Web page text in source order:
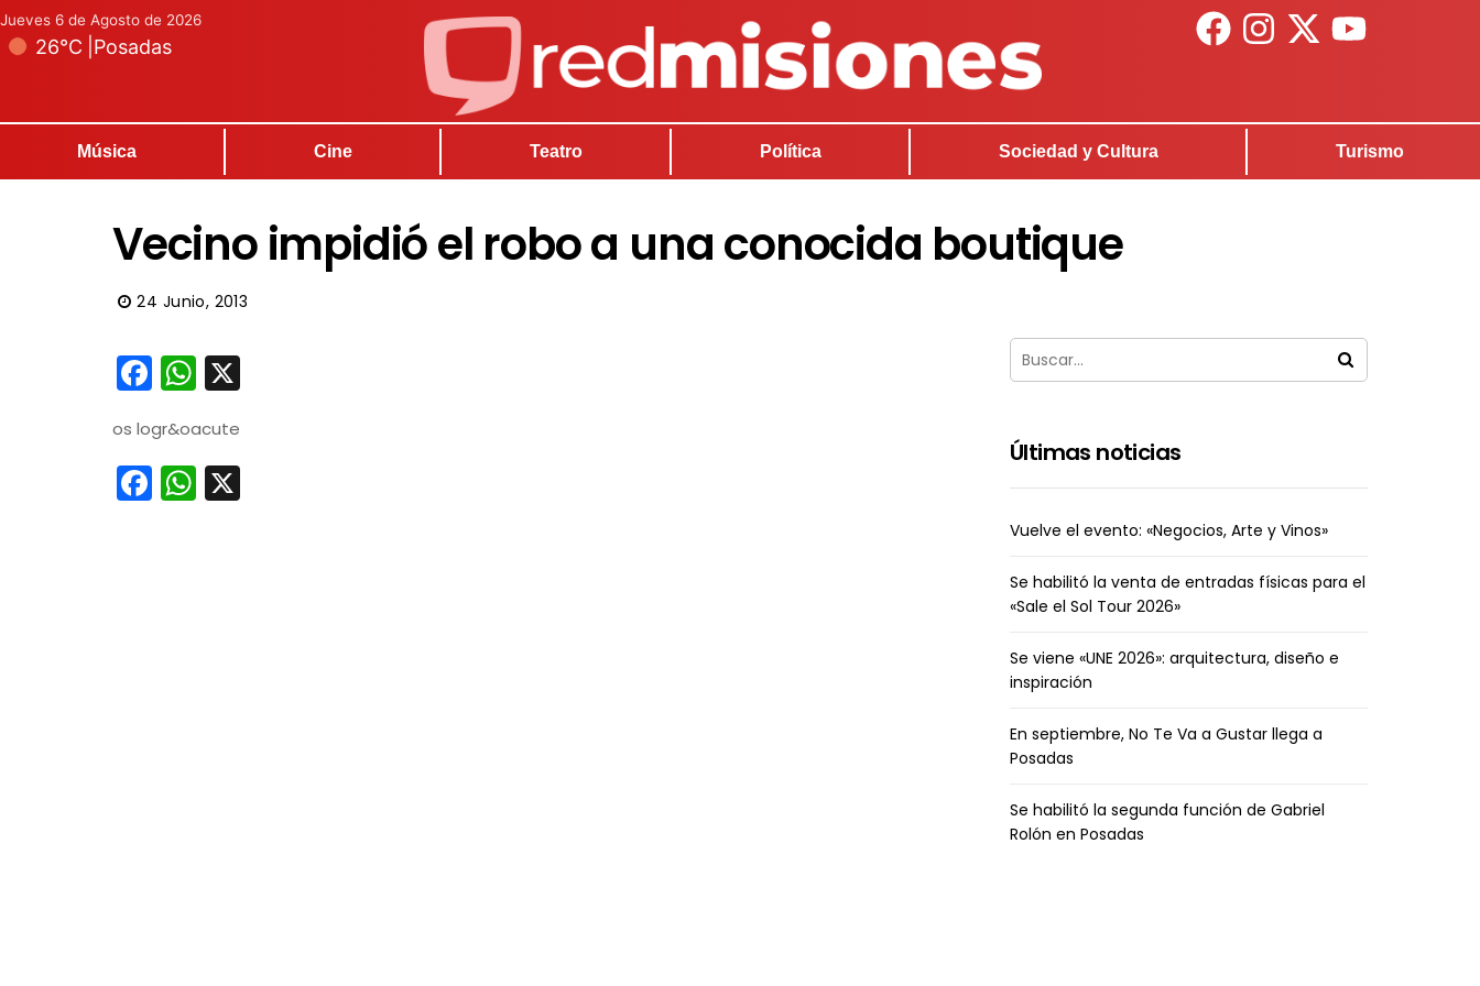
Jueves 6 de Agosto de 2026
26°C Posadas
Música Cine Teatro Política Sociedad y Cultura Turismo
Vecino impidió el robo a una conocida boutique
24 Junio, 2013
Facebook
WhatsApp
os logr&oacute
Facebook
WhatsApp
Últimas noticias
Vuelve el evento: «Negocios, Arte y Vinos»
Se habilitó la venta de entradas físicas para el
«Sale el Sol Tour 2026»
Se viene «UNE 2026»: arquitectura, diseño e
inspiración
En septiembre, No Te Va a Gustar llega a
Posadas
Se habilitó la segunda función de Gabriel
Rolón en Posadas